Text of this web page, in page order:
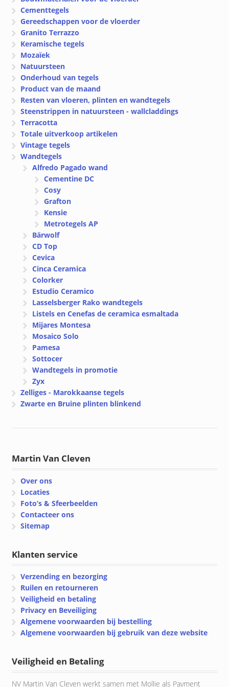
Cementtegels
Gereedschappen voor de vloerder
Granito Terrazzo
Keramische tegels
Mozaïek
Natuursteen
Onderhoud van tegels
Product van de maand
Resten van vloeren, plinten en wandtegels
Steenstrippen in natuursteen - wallcladdings
Terracotta
Totale uitverkoop artikelen
Vintage tegels
Wandtegels
Alfredo Pagado wand
Cementine DC
Cosy
Grafton
Kensie
Metrotegels AP
Bärwolf
CD Top
Cevica
Cinca Ceramica
Colorker
Estudio Ceramico
Lasselsberger Rako wandtegels
Listels en Cenefas de ceramica esmaltada
Mijares Montesa
Mosaico Solo
Pamesa
Sottocer
Wandtegels in promotie
Zyx
Zelliges - Marokkaanse tegels
Zwarte en Bruine plinten blinkend
Martin Van Cleven
Over ons
Locaties
Foto’s & Sfeerbeelden
Contacteer ons
Sitemap
Klanten service
Verzending en bezorging
Ruilen en retourneren
Veiligheid en betaling
Privacy en Beveiliging
Algemene voorwaarden bij bestelling
Algemene voorwaarden bij gebruik van deze website
Veiligheid en Betaling
NV Martin Van Cleven werkt samen met Mollie als Payment